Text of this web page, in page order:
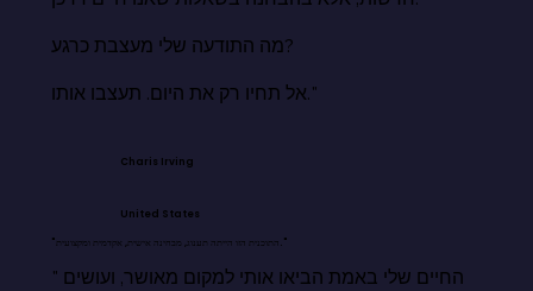
מה התודעה שלי מעצבת כרגע?
אל תחיו רק את היום. תעצבו אותו."
Charis Irving
United States
"התוכנית הזו הייתה תענוג, מבחינה אישית, אקדמית ומקצועית."
"החיים שלי באמת הביאו אותי למקום מאושר, ועושים